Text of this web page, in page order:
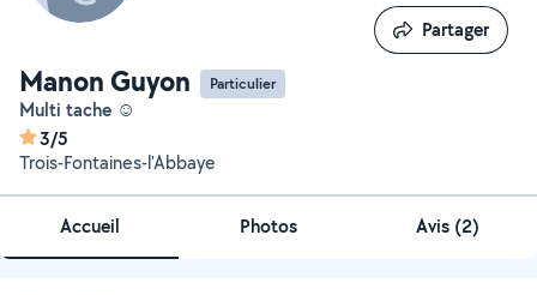
Manon Guyon Particulier
Multi tache ☺️
3/5
Trois-Fontaines-l'Abbaye
Partager
Partager
Accueil Photos Avis (2)